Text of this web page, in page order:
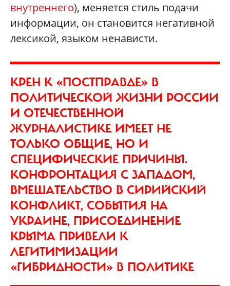
внутреннего), меняется стиль подачи
информации, он становится негативной
лексикой, языком ненависти.
КРЕН К «ПОСТПРАВДЕ» В
ПОЛИТИЧЕСКОЙ ЖИЗНИ РОССИИ
И ОТЕЧЕСТВЕННОЙ
ЖУРНАЛИСТИКЕ ИМЕЕТ НЕ
ТОЛЬКО ОБЩИЕ, НО И
СПЕЦИФИЧЕСКИЕ ПРИЧИНЫ.
КОНФРОНТАЦИЯ С ЗАПАДОМ,
ВМЕШАТЕЛЬСТВО В СИРИЙСКИЙ
КОНФЛИКТ, СОБЫТИЯ НА
УКРАИНЕ, ПРИСОЕДИНЕНИЕ
КРЫМА ПРИВЕЛИ К
ЛЕГИТИМИЗАЦИИ
«ГИБРИДНОСТИ» В ПОЛИТИКЕ